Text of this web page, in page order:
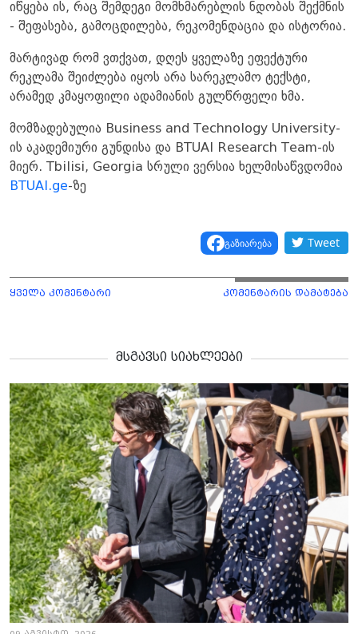
იწყება ის, რაც შემდეგი მომხმარებლის ნდობას შექმნის
- შეფასება, გამოცდილება, რეკომენდაცია და ისტორია.
მარტივად რომ ვთქვათ, დღეს ყველაზე ეფექტური
რეკლამა შეიძლება იყოს არა სარეკლამო ტექსტი,
არამედ კმაყოფილი ადამიანის გულწრფელი ხმა.
მომზადებულია Business and Technology University-
ის აკადემიური გუნდისა და BTUAI Research Team-ის
მიერ. Tbilisi, Georgia სრული ვერსია ხელმისაწვდომია
BTUAI.ge-ზე
გაზიარება Tweet
ყველა კომენტარი კომენტარის დამატება
მსგავსი სიახლეები